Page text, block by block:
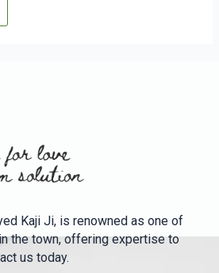
Kaji Ji, is renowned as one of
the town, offering expertise to
us today.